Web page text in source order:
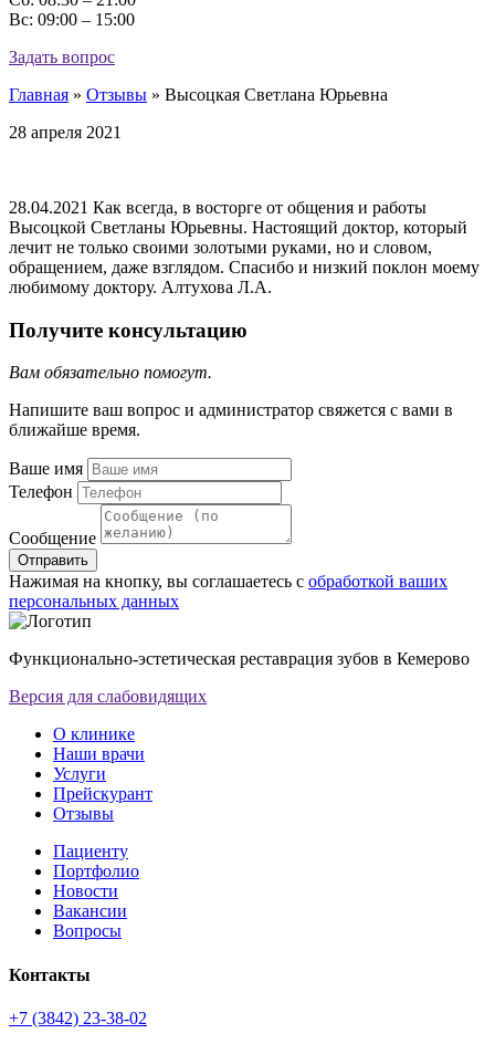
Вс: 09:00 – 15:00
Задать вопрос
Главная » Отзывы » Высоцкая Светлана Юрьевна
28 апреля 2021
28.04.2021 Как всегда, в восторге от общения и работы
Высоцкой Светланы Юрьевны. Настоящий доктор, который
лечит не только своими золотыми руками, но и словом,
обращением, даже взглядом. Спасибо и низкий поклон моему
любимому доктору. Алтухова Л.А.
Получите консультацию
Вам обязательно помогут.
Напишите ваш вопрос и администратор свяжется с вами в
ближайше время.
Ваше имя
Телефон
Сообщение
Отправить
Нажимая на кнопку, вы соглашаетесь с обработкой ваших
персональных данных
Функционально-эстетическая реставрация зубов в Кемерово
Версия для слабовидящих
О клинике
Наши врачи
Услуги
Прейскурант
Отзывы
Пациенту
Портфолио
Новости
Вакансии
Вопросы
Контакты
+7 (3842) 23-38-02